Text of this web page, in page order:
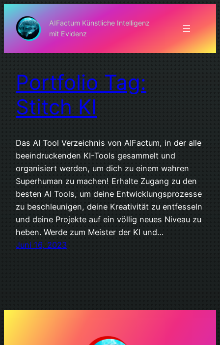
Inhalt
springen
AIFactum Künstliche Intelligenz
mit Evidenz
Portfolio Tag:
Stitch KI
Das AI Tool Verzeichnis von AIFactum, in der alle
beeindruckenden KI-Tools gesammelt und
organisiert werden, um dich zu einem wahren
Superhuman zu machen! Erhalte Zugang zu den
besten AI Tools, um deine Entwicklungsprozesse
zu beschleunigen, deine Kreativität zu entfesseln
und deine Projekte auf ein völlig neues Niveau zu
heben. Werde zum Meister der KI und…
Juni 16, 2023